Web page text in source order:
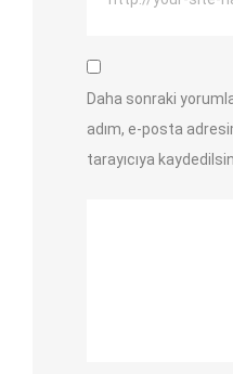
Daha sonraki
adım, e-posta
tarayıcıya